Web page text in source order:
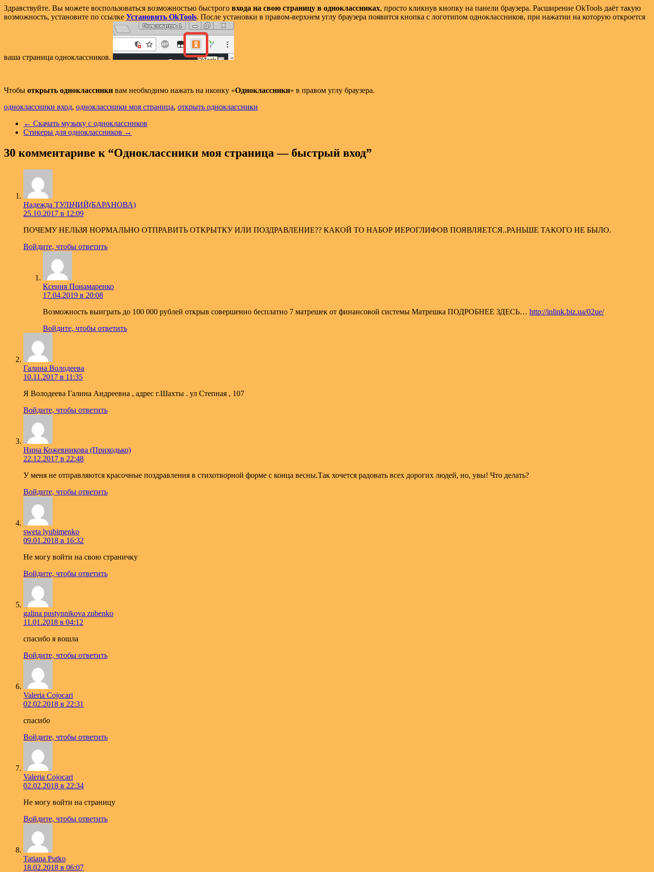
Здравствуйте. Вы можете воспользоваться возможностью быстрого входа на свою страницу в одноклассниках, просто кликнув кнопку на панели браузера. Расширение OkTools даёт такую
возможность, установите по ссылке Установить OkTools. После установки в правом-верхнем углу браузера появится кнопка с логотипом одноклассников, при нажатии на которую откроется
ваша страница одноклассников.
Чтобы открыть одноклассники вам необходимо нажать на иконку «Одноклассники» в правом углу браузера.
одноклассники вход, одноклассники моя страница, открыть одноклассники
← Скачать музыку с одноклассников
Стикеры для одноклассников →
30 комментариве к “Одноклассники моя страница — быстрый вход”
Надежда ТУЛЬЧИЙ(БАРАНОВА)
25.10.2017 в 12:09
ПОЧЕМУ НЕЛЬЗЯ НОРМАЛЬНО ОТПРАВИТЬ ОТКРЫТКУ ИЛИ ПОЗДРАВЛЕНИЕ?? КАКОЙ ТО НАБОР ИЕРОГЛИФОВ ПОЯВЛЯЕТСЯ..РАНЬШЕ ТАКОГО НЕ БЫЛО.
Войдите, чтобы ответить
Ксения Понамаренко
17.04.2019 в 20:08
Возможность выиграть до 100 000 рублей открыв совершенно бесплатно 7 матрешек от финансовой системы Матрешка ПОДРОБНЕЕ ЗДЕСЬ… http://inlink.biz.ua/02ue/
Войдите, чтобы ответить
Галина Володеева
10.11.2017 в 11:35
Я Володеева Галина Андреевна , адрес г.Шахты . ул Степная , 107
Войдите, чтобы ответить
Нина Кожевникова (Приходько)
22.12.2017 в 22:48
У меня не отправляются красочные поздравления в стихотворной форме с конца весны.Так хочется радовать всех дорогих людей, но, увы! Что делать?
Войдите, чтобы ответить
sweta lyubimenko
09.01.2018 в 16:32
Не могу войти на свою страничку
Войдите, чтобы ответить
galina pustynnikova zubenko
11.01.2018 в 04:12
спасибо я вошла
Войдите, чтобы ответить
Valeria Cojocari
02.02.2018 в 22:31
спасибо
Войдите, чтобы ответить
Valeria Cojocari
02.02.2018 в 22:34
Не могу войти на страницу
Войдите, чтобы ответить
Tatiana Putko
18.02.2018 в 06:07